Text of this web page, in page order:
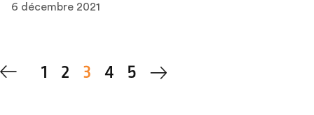
6 décembre 2021
1 2 3 4 5